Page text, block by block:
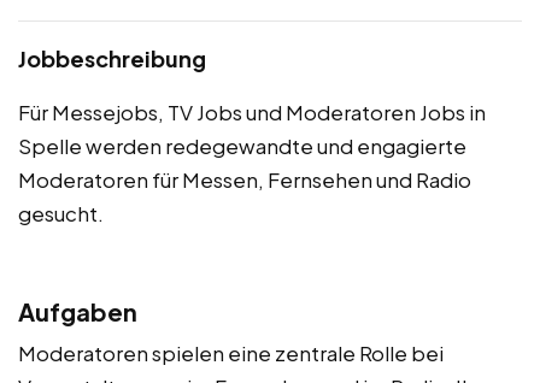
Jobbeschreibung
Für Messejobs, TV Jobs und Moderatoren Jobs in
Spelle werden redegewandte und engagierte
Moderatoren für Messen, Fernsehen und Radio
gesucht.
Aufgaben
Moderatoren spielen eine zentrale Rolle bei